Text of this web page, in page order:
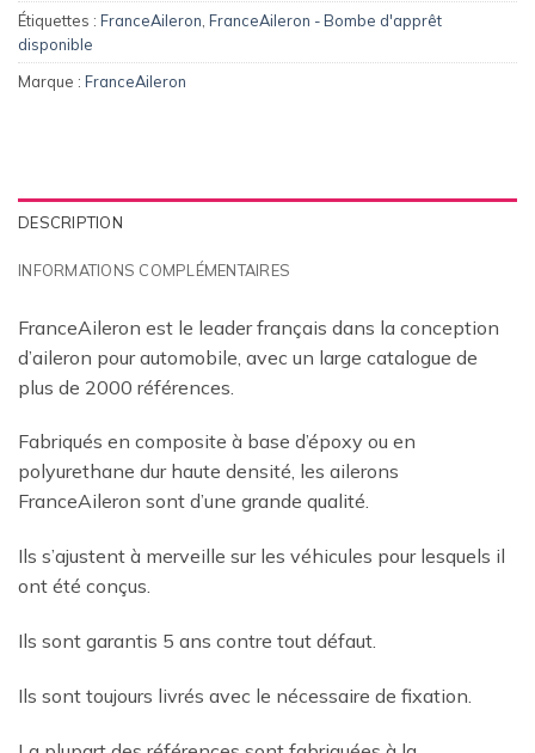
Étiquettes : FranceAileron FranceAileron - Bombe d'apprêt
disponible
Marque : FranceAileron
DESCRIPTION
INFORMATIONS COMPLÉMENTAIRES
FranceAileron est le leader français dans la conception
d’aileron pour automobile, avec un large catalogue de
plus de 2000 références.
Fabriqués en composite à base d’époxy ou en
polyurethane dur haute densité, les ailerons
FranceAileron sont d’une grande qualité.
Ils s’ajustent à merveille sur les véhicules pour lesquels il
ont été conçus.
Ils sont garantis 5 ans contre tout défaut.
Ils sont toujours livrés avec le nécessaire de fixation.